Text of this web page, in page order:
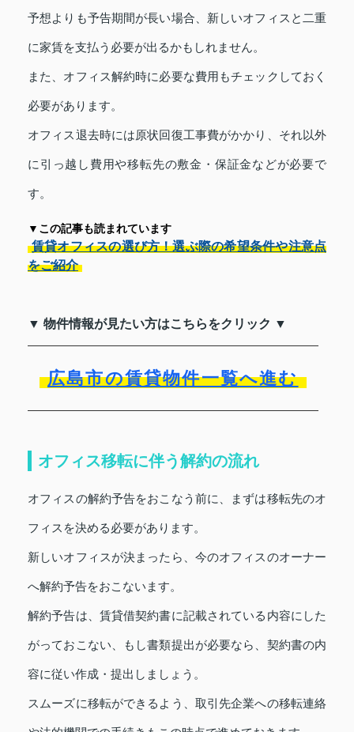
予想よりも予告期間が長い場合、新しいオフィスと二重
に家賃を支払う必要が出るかもしれません。
また、オフィス解約時に必要な費用もチェックしておく
必要があります。
オフィス退去時には原状回復工事費がかかり、それ以外
に引っ越し費用や移転先の敷金・保証金などが必要で
す。
▼この記事も読まれています
賃貸オフィスの選び方！選ぶ際の希望条件や注意点
をご紹介
▼ 物件情報が見たい方はこちらをクリック ▼
広島市の賃貸物件一覧へ進む
オフィス移転に伴う解約の流れ
オフィスの解約予告をおこなう前に、まずは移転先のオ
フィスを決める必要があります。
新しいオフィスが決まったら、今のオフィスのオーナー
へ解約予告をおこないます。
解約予告は、賃貸借契約書に記載されている内容にした
がっておこない、もし書類提出が必要なら、契約書の内
容に従い作成・提出しましょう。
スムーズに移転ができるよう、取引先企業への移転連絡